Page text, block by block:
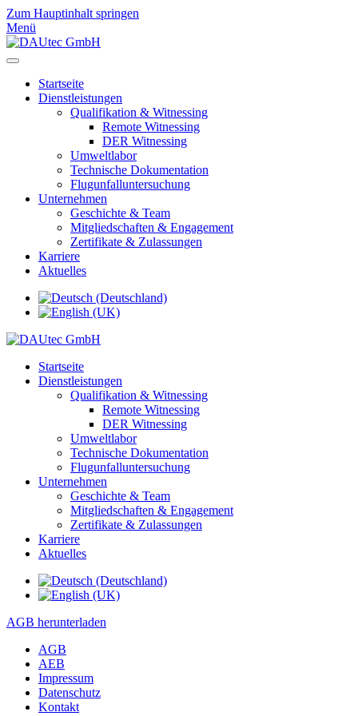
Zum Hauptinhalt springen
Menü
Startseite
Dienstleistungen
Qualifikation & Witnessing
Remote Witnessing
DER Witnessing
Umweltlabor
Technische Dokumentation
Flugunfalluntersuchung
Unternehmen
Geschichte & Team
Mitgliedschaften & Engagement
Zertifikate & Zulassungen
Karriere
Aktuelles
Startseite
Dienstleistungen
Qualifikation & Witnessing
Remote Witnessing
DER Witnessing
Umweltlabor
Technische Dokumentation
Flugunfalluntersuchung
Unternehmen
Geschichte & Team
Mitgliedschaften & Engagement
Zertifikate & Zulassungen
Karriere
Aktuelles
AGB herunterladen
AGB
AEB
Impressum
Datenschutz
Kontakt